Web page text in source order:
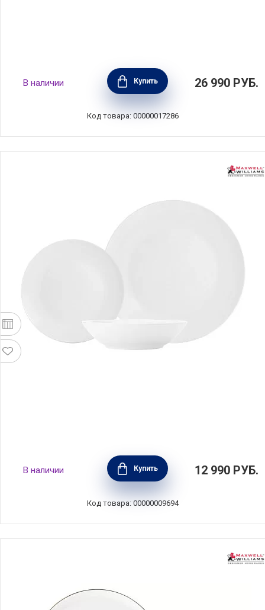
Обеденный набор на 6 персон Provence 21
предмет, костяной фарфор, Anna Lafarg
Emily, AL-221P-E11
В наличии Купить 26 990 РУБ.
Код товара: 00000017286
Обеденный набор на 4 персоны "Кашемир"
фарфор, 12 предметов, цвет белый, Maxwell
& Williams, MW583-EF0069
В наличии Купить 12 990 РУБ.
Код товара: 00000009694